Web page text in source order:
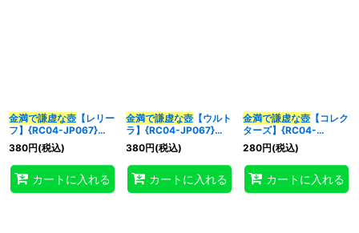
金満で謙虚な壺 【レリー
フ】{RC04-JP067}
《魔法》
380円(税込)
カートに入れる
金満で謙虚な壺【ウルト
ラ】{RC04-JP067}
《魔法》
380円(税込)
カートに入れる
金満で謙虚な壺【コレク
ターズ】{RC04-
JP067}《魔法》
280円(税込)
カートに入れる